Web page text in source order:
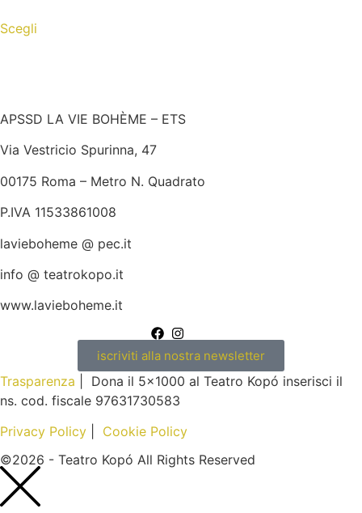
Scegli
APSSD LA VIE BOHÈME – ETS
Via Vestricio Spurinna, 47
00175 Roma – Metro N. Quadrato
P.IVA 11533861008
lavieboheme @ pec.it
info @ teatrokopo.it
www.lavieboheme.it
iscriviti alla nostra newsletter
Trasparenza
| Dona il 5×1000 al Teatro Kopó inserisci il
ns. cod. fiscale 97631730583
Privacy Policy
Cookie Policy
©2026 - Teatro Kopó All Rights Reserved